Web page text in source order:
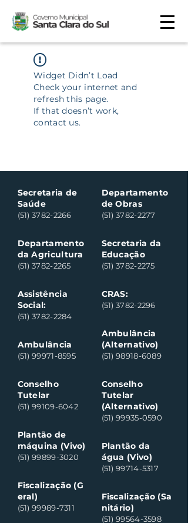
Widget Didn’t Load
Check your internet and
refresh this page.
If that doesn’t work,
contact us.
Secretaria de
Saúde
(51) 3782-2266
Departamento
da Agricultura
(51) 3782-2265
Assistência
Social:
(51) 3782-2284
Ambulância
(51) 99971-8595
Conselho
Tutelar
(51) 99109-6042
Plantão de
máquina (Vivo)
(51) 99899-3020
Fiscalização (G
eral)
(51) 99989-7311
Departamento
de Obras
(51) 3782-2277
Secretaria da
Educação
(51) 3782-2275
CRAS:
(51) 3782-2296
Ambulância
(Alternativo)
(51) 98918-6089
Conselho
Tutelar
(Alternativo)
(51) 99935-0590
Plantão da
água (Vivo)
(51) 99714-5317
Fiscalização (Sa
nitário)
(51) 99564-3598